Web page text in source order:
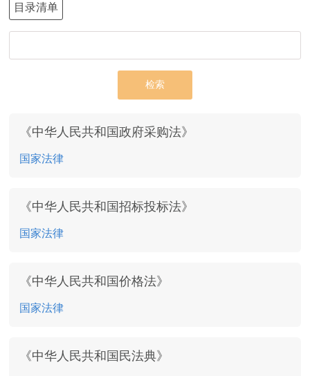
目录清单
检索
《中华人民共和国政府采购法》
国家法律
《中华人民共和国招标投标法》
国家法律
《中华人民共和国价格法》
国家法律
《中华人民共和国民法典》